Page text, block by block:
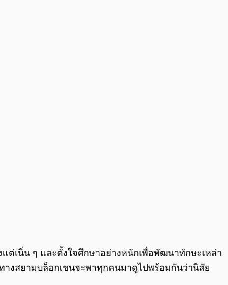
0:00 0:00
ต่เนิ่น ๆ และตั้งใจศึกษาอย่างหนักเพื่อพัฒนาทักษะเหล่า
างสยามบล็อกเชนจะพาทุกคนมาดูไปพร้อมกันว่านิสัย